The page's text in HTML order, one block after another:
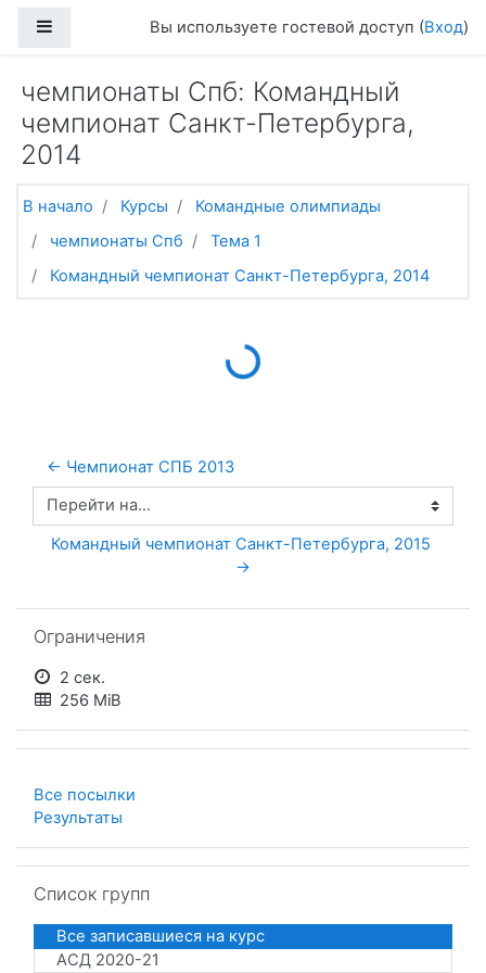
Боковая панельВы используете гостевой доступ (Вход)
чемпионаты Спб: Командный
чемпионат Санкт-Петербурга,
2014
В начало Курсы
Командные олимпиады
чемпионаты Спб
Тема 1
Командный чемпионат Санкт-Петербурга, 2014
Loading...
← Чемпионат СПБ 2013
Перейти на...
Командный чемпионат Санкт-Петербурга, 2015
→
Ограничения
2 сек.
256 MiB
Все посылки
Результаты
Список групп
Все записавшиеся на курс
АСД 2020-21